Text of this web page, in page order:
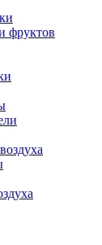
фруктов